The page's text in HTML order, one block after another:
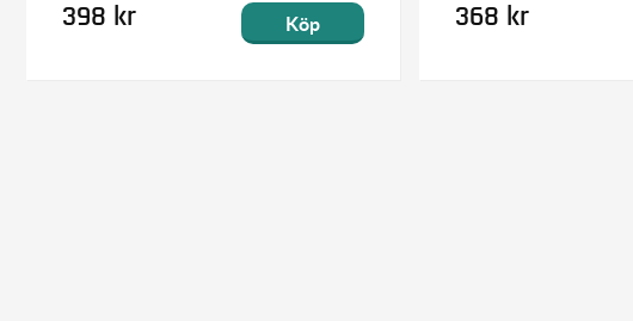
398 kr Köp 368 kr